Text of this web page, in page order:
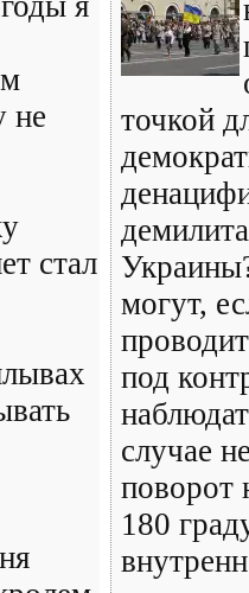
не
стал
точкой
могут,
под
случае
поворот
180